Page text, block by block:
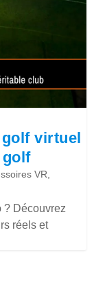
virtuel
golf
VR,
? Découvrez
réels et